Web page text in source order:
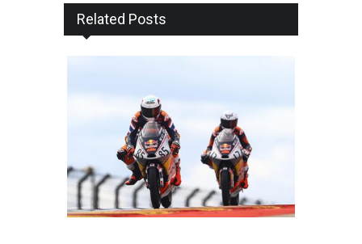
Related Posts